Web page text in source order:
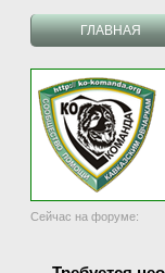
ГЛАВНАЯ
Сейчас на форуме: